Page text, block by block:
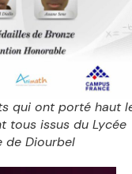
qui ont porté haut
tous issus du Lycée
de Diourbel